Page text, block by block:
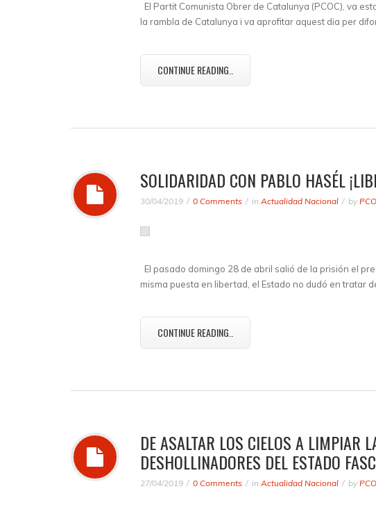
El Partit Comunista Obrer de Catalunya (PCOC), va
la rambla de Catalunya i va aprofitar aquest dia per
CONTINUE READING..
SOLIDARIDAD CON PABLO HASÉL
30/04/2019 0 Comments in Actualidad Nacional by
El pasado domingo 28 de abril salió de la prisión el
misma puesta en libertad, el Estado no dudó en tratar
CONTINUE READING..
DE ASALTAR LOS CIELOS A LIMPIAR
DESHOLLINADORES DEL ESTADO
27/04/2019 0 Comments in Actualidad Nacional by